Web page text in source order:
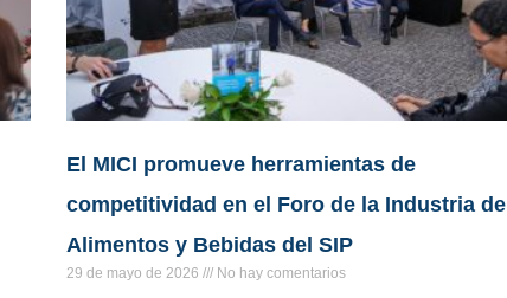
El MICI promueve herramientas de
competitividad en el Foro de la Industria de
Alimentos y Bebidas del SIP
29 de mayo de 2026 No hay comentarios